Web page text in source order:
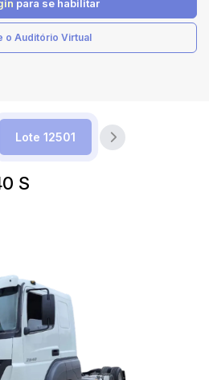
para se habilitar
o Auditório Virtual
S